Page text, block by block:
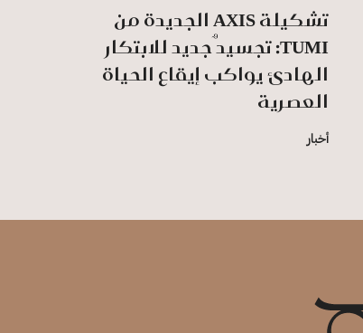
تشكيلة AXIS الجديدة من
TUMI: تجسيدٌ جديد للابتكار
الهادئ يواكب إيقاع الحياة
العصرية
أخبار